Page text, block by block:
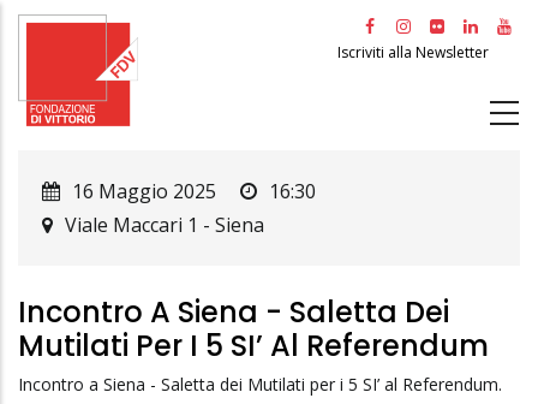
Salta
principale
Iscriviti alla Newsletter
16 Maggio 2025
16:30
Viale Maccari 1 - Siena
Incontro A Siena - Saletta Dei
Mutilati Per I 5 SI’ Al Referendum
Incontro a Siena - Saletta dei Mutilati per i 5 SI’ al Referendum.